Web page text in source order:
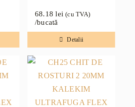
68.18lei (cu TVA)
/bucată
Detalii